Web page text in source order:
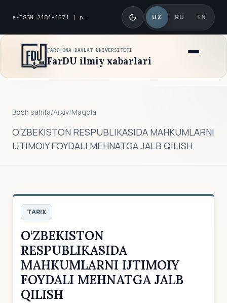
e-ISSN 2181-1571 | p-ISSN 2010-8419 UZ RU EN
FARG'ONA DAVLAT UNIVERSITETI
FarDU ilmiy xabarlari
Bosh sahifa/Arxiv/Maqola
O‘ZBEKISTON RESPUBLIKASIDA MAHKUMLARNI
IJTIMOIY FOYDALI MEHNATGA JALB QILISH
TARIX
O‘ZBEKISTON
RESPUBLIKASIDA
MAHKUMLARNI IJTIMOIY
FOYDALI MEHNATGA JALB
QILISH